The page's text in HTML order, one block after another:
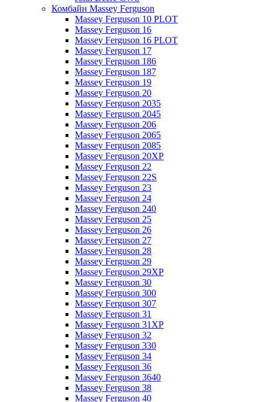
Комбайн Massey Ferguson
Massey Ferguson 10 PLOT
Massey Ferguson 16
Massey Ferguson 16 PLOT
Massey Ferguson 17
Massey Ferguson 186
Massey Ferguson 187
Massey Ferguson 19
Massey Ferguson 20
Massey Ferguson 2035
Massey Ferguson 2045
Massey Ferguson 206
Massey Ferguson 2065
Massey Ferguson 2085
Massey Ferguson 20XP
Massey Ferguson 22
Massey Ferguson 22S
Massey Ferguson 23
Massey Ferguson 24
Massey Ferguson 240
Massey Ferguson 25
Massey Ferguson 26
Massey Ferguson 27
Massey Ferguson 28
Massey Ferguson 29
Massey Ferguson 29XP
Massey Ferguson 30
Massey Ferguson 300
Massey Ferguson 307
Massey Ferguson 31
Massey Ferguson 31XP
Massey Ferguson 32
Massey Ferguson 330
Massey Ferguson 34
Massey Ferguson 36
Massey Ferguson 3640
Massey Ferguson 38
Massey Ferguson 40